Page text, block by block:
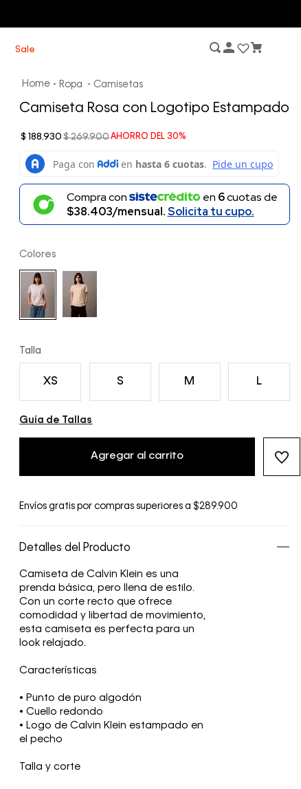
Sale
Ropa Camisetas
Camiseta Rosa con Logotipo Estampado
AHORRO DEL30%
$ 269.900
$ 188.930
Compra con en 6cuotas de
$38.403/mensual.Solicita tu cupo.
Colores
Talla
XS S M L
Guía de Tallas
Agregar al carrito
Envíos gratis por compras superiores a $289.900
Detalles del Producto
Camiseta de Calvin Klein es una
prenda básica, pero llena de estilo.
Con un corte recto que ofrece
comodidad y libertad de movimiento,
esta camiseta es perfecta para un
look relajado.
Características
• Punto de puro algodón
• Cuello redondo
• Logo de Calvin Klein estampado en
el pecho
Talla y corte